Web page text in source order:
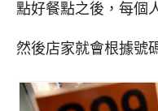
點好餐點之後，每個
然後店家就會根據號